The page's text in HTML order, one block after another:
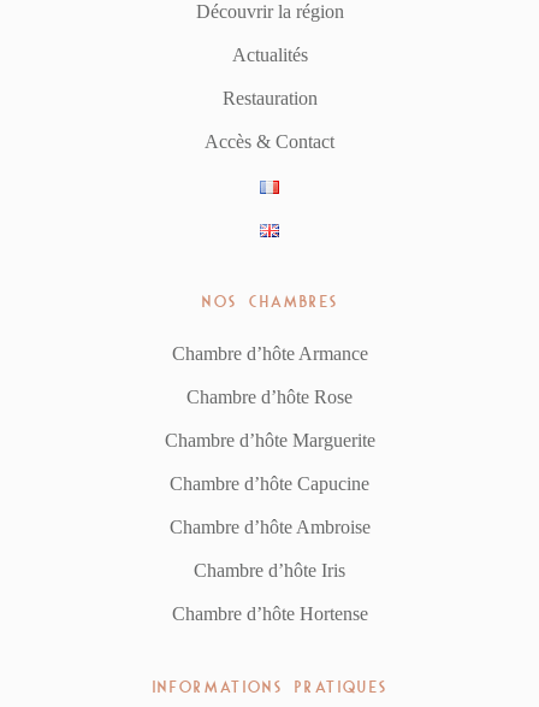
Découvrir la région
Actualités
Restauration
Accès & Contact
NOS CHAMBRES
Chambre d’hôte Armance
Chambre d’hôte Rose
Chambre d’hôte Marguerite
Chambre d’hôte Capucine
Chambre d’hôte Ambroise
Chambre d’hôte Iris
Chambre d’hôte Hortense
INFORMATIONS PRATIQUES